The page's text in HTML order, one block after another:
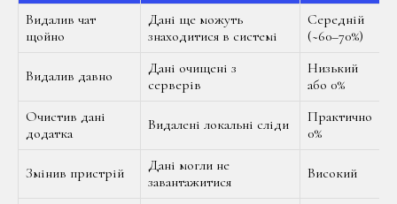
Видалив чат
щойно
Дані ще можуть
знаходитися в системі
Середній
(~60–70%)
Видалив давно
Дані очищені з
серверів
Низький
або 0%
Очистив дані
додатка
Видалені локальні сліди
Практично
0%
Змінив пристрій
Дані могли не
завантажитися
Високий